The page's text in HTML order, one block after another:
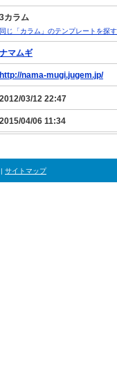
3カラム
同じ「カラム」のテンプレートを探
ナマムギ
http://nama-mugi.jugem.jp/
2012/03/12 22:47
2015/04/06 11:34
| サイトマップ